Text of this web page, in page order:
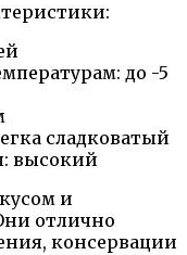
до -5
сладковатый
высокий
и
отлично
консервации